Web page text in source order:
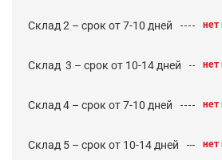
Склад 2 – срок от 7-10 дней нет
Cклад 3 – срок от 10-14 дней нет
Склад 4 – срок от 7-10 дней нет
Склад 5 – срок от 10-14 дней нет